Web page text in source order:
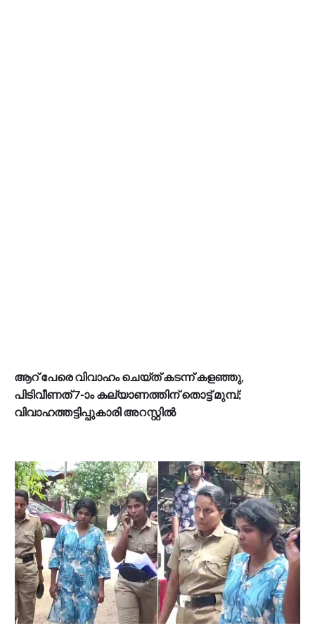
ആറ് പേരെ വിവാഹം ചെയ്ത് കടന്ന് കളഞ്ഞു,
പിടിവീണത് 7-ാം കല്യാണത്തിന് തൊട്ട് മുമ്പ്;
വിവാഹത്തട്ടിപ്പുകാരി അറസ്റ്റില്‍